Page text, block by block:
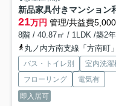
新品家具付きマンショ
21万円 管理/共益費
8階 / 40.87㎡ / 1LDK /築2年
丸ノ内方南支線「方南町
バス・トイレ別 室内洗濯
フローリング
電気有
即入居可